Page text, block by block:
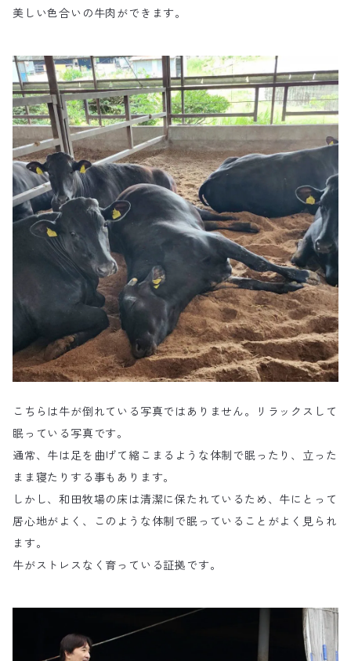
美しい色合いの牛肉ができます。
こちらは牛が倒れている写真ではありません。リラックスして
眠っている写真です。
通常、牛は足を曲げて縮こまるような体制で眠ったり、立った
まま寝たりする事もあります。
しかし、和田牧場の床は清潔に保たれているため、牛にとって
居心地がよく、このような体制で眠っていることがよく見られ
ます。
牛がストレスなく育っている証拠です。